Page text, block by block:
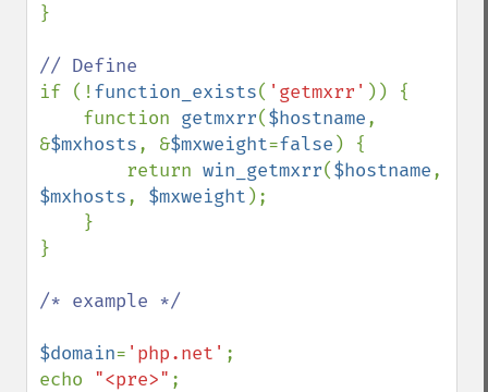
}
if (!function_exists( 'getmxrr' )) {
    function
getmxrr($hostname,
&$mxhosts, &$mxweight=false ) {
        return
win_getmxrr($hostname
$mxhosts, $mxweight );
}
/* example */
$domain= 'php.net' ;
echo "<pre>"